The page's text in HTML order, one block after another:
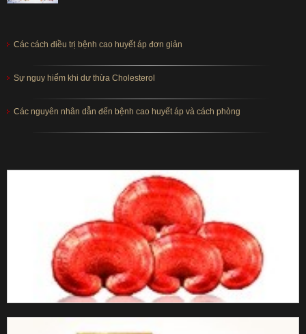
Các cách điều trị bệnh cao huyết áp đơn giản
Sự nguy hiểm khi dư thừa Cholesterol
Các nguyên nhân dẫn đến bệnh cao huyết áp và cách phòng